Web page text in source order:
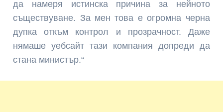
да намеря истинска причина за нейното
съществуване. За мен това е огромна черна
дупка откъм контрол и прозрачност. Даже
нямаше уебсайт тази компания допреди да
стана министър.“